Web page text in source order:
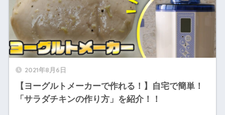
2021年8月6日
【ヨーグルトメーカーで作れる！】自宅で簡単！
「サラダチキンの作り方」を紹介！！